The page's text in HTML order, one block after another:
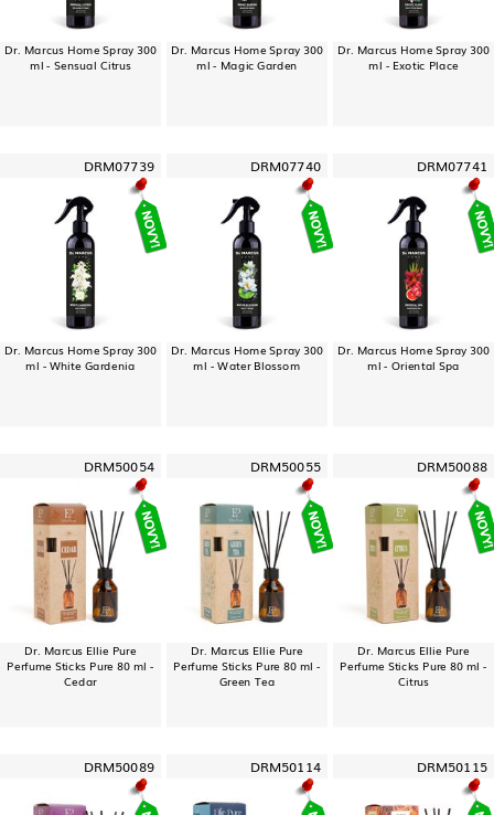
Dr. Marcus Home Spray 300
ml - Sensual Citrus
Dr. Marcus Home Spray 300
ml - Magic Garden
Dr. Marcus Home Spray 300
ml - Exotic Place
DRM07739
Dr. Marcus Home Spray 300
ml - White Gardenia
DRM07740
Dr. Marcus Home Spray 300
ml - Water Blossom
DRM07741
Dr. Marcus Home Spray 300
ml - Oriental Spa
DRM50054
Dr. Marcus Ellie Pure
Perfume Sticks Pure 80 ml -
Cedar
DRM50055
Dr. Marcus Ellie Pure
Perfume Sticks Pure 80 ml -
Green Tea
DRM50088
Dr. Marcus Ellie Pure
Perfume Sticks Pure 80 ml -
Citrus
DRM50089 DRM50114 DRM50115